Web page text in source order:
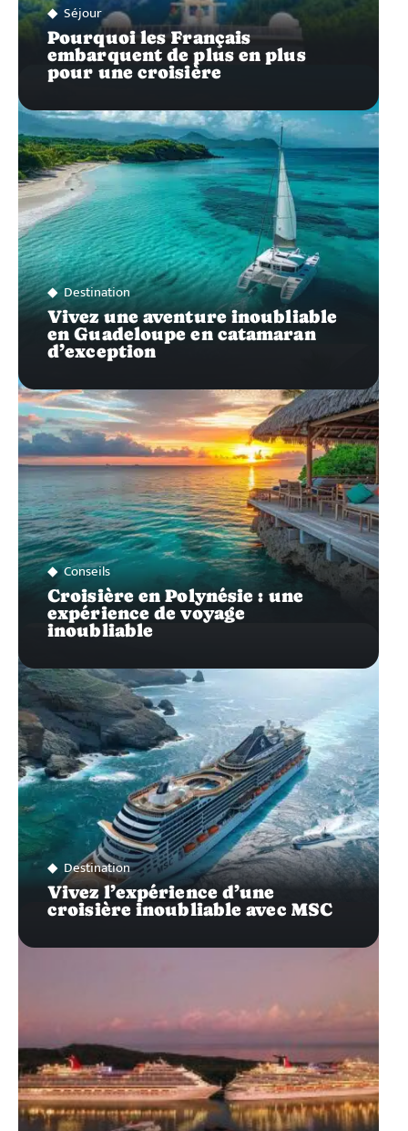
Séjour
Pourquoi les Français
embarquent de plus en plus
pour une croisière
Destination
Vivez une aventure inoubliable
en Guadeloupe en catamaran
d’exception
Conseils
Croisière en Polynésie : une
expérience de voyage
inoubliable
Destination
Vivez l’expérience d’une
croisière inoubliable avec MSC